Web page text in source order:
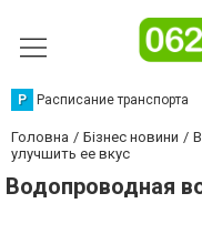
Р Расписание транспорта
Головна Бізнес новини
улучшить ее вкус
Водопроводная